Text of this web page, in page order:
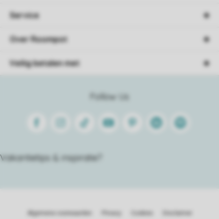
Follow Us
FacebookInstagram
Tiktok Youtube PinterestLinkedinSpotify
Vakantietips & inspiratie?
Service
Over Roompot
Veilig betalen met